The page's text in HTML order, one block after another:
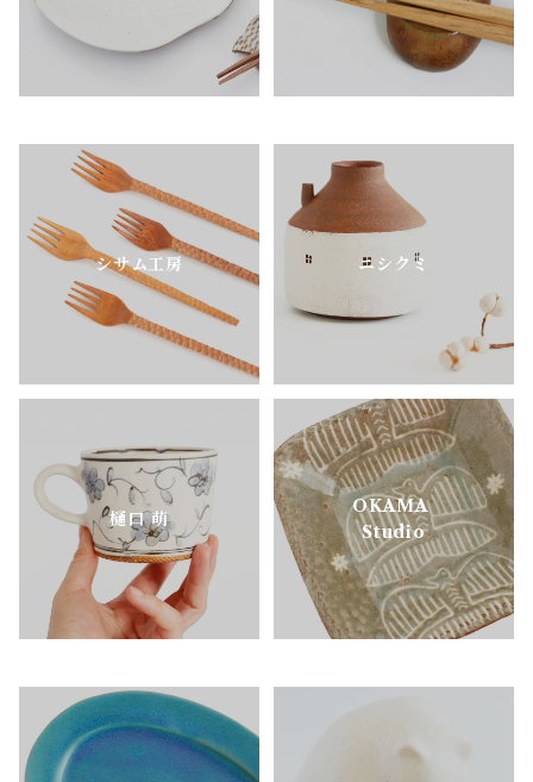
シサム工房 ニシクミ
樋口 萌
OKAMA
Studio